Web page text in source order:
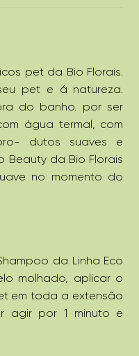
pet da Bio Florais.
pet e á natureza.
do banho. por ser
água termal, com
dutos suaves e
Beauty da Bio Florais
no momento do
da Linha Eco
molhado, aplicar o
em toda a extensão
agir por 1 minuto e